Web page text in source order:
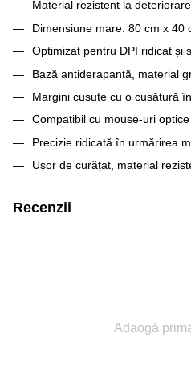
Material rezistent la
Dimensiune mare: 80 cm x 40
Optimizat pentru DPI ridicat și
Bază antiderapantă, material
Margini cusute cu o cusătură
Compatibil cu mouse-uri
Precizie ridicată în urmărirea
Ușor de curățat, material
Recenzii
Adaogă